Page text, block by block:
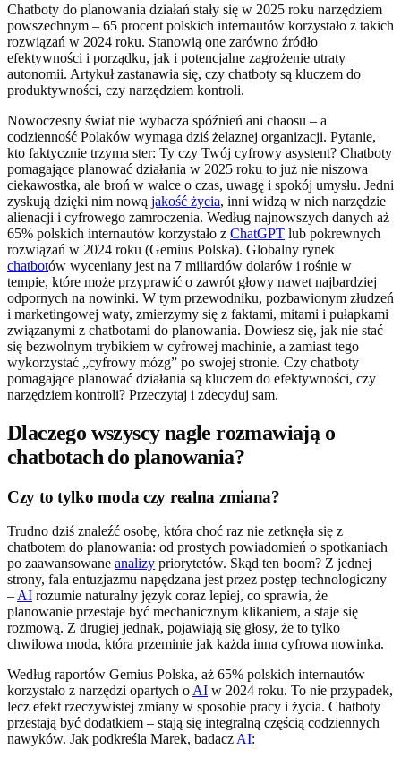
Chatboty do planowania działań stały się w 2025 roku narzędziem
powszechnym – 65 procent polskich internautów korzystało z takich
rozwiązań w 2024 roku. Stanowią one zarówno źródło
efektywności i porządku, jak i potencjalne zagrożenie utraty
autonomii. Artykuł zastanawia się, czy chatboty są kluczem do
produktywności, czy narzędziem kontroli.
Nowoczesny świat nie wybacza spóźnień ani chaosu – a
codzienność Polaków wymaga dziś żelaznej organizacji. Pytanie,
kto faktycznie trzyma ster: Ty czy Twój cyfrowy asystent? Chatboty
pomagające planować działania w 2025 roku to już nie niszowa
ciekawostka, ale broń w walce o czas, uwagę i spokój umysłu. Jedni
zyskują dzięki nim nową jakość życia, inni widzą w nich narzędzie
alienacji i cyfrowego zamroczenia. Według najnowszych danych aż
65% polskich internautów korzystało z ChatGPT lub pokrewnych
rozwiązań w 2024 roku (Gemius Polska). Globalny rynek
chatbotów wyceniany jest na 7 miliardów dolarów i rośnie w
tempie, które może przyprawić o zawrót głowy nawet najbardziej
odpornych na nowinki. W tym przewodniku, pozbawionym złudzeń
i marketingowej waty, zmierzymy się z faktami, mitami i pułapkami
związanymi z chatbotami do planowania. Dowiesz się, jak nie stać
się bezwolnym trybikiem w cyfrowej machinie, a zamiast tego
wykorzystać „cyfrowy mózg” po swojej stronie. Czy chatboty
pomagające planować działania są kluczem do efektywności, czy
narzędziem kontroli? Przeczytaj i zdecyduj sam.
Dlaczego wszyscy nagle rozmawiają o
chatbotach do planowania?
Czy to tylko moda czy realna zmiana?
Trudno dziś znaleźć osobę, która choć raz nie zetknęła się z
chatbotem do planowania: od prostych powiadomień o spotkaniach
po zaawansowane analizy priorytetów. Skąd ten boom? Z jednej
strony, fala entuzjazmu napędzana jest przez postęp technologiczny
– AI rozumie naturalny język coraz lepiej, co sprawia, że
planowanie przestaje być mechanicznym klikaniem, a staje się
rozmową. Z drugiej jednak, pojawiają się głosy, że to tylko
chwilowa moda, która przeminie jak każda inna cyfrowa nowinka.
Według raportów Gemius Polska, aż 65% polskich internautów
korzystało z narzędzi opartych o AI w 2024 roku. To nie przypadek,
lecz efekt rzeczywistej zmiany w sposobie pracy i życia. Chatboty
przestają być dodatkiem – stają się integralną częścią codziennych
nawyków. Jak podkreśla Marek, badacz AI: